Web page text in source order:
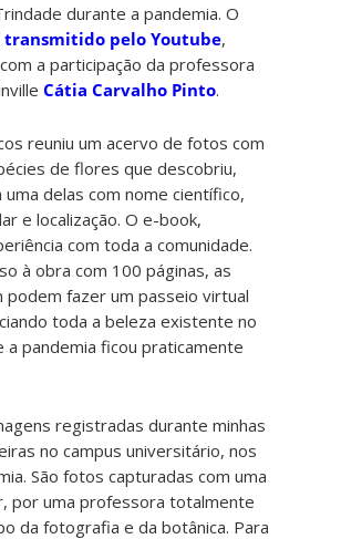
durante a pandemia.O
transmitido pelo Youtube,
aparticipação da professora
Cátia Carvalho Pinto.
reuniu um acervo de fotos com
de flores que descobriu,
uma delas com nome científico,
e localização.O e-book,
com toda a comunidade.
à obra com 100 páginas, as
podem fazer um passeio virtual
toda a beleza existente no
a pandemia ficou praticamente
registradas durante minhas
no campus universitário, nos
São fotos capturadas com uma
por uma professora totalmente
da fotografia e da botânica. Para